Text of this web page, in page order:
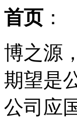
首页 ：
博之源
期望是
公司应